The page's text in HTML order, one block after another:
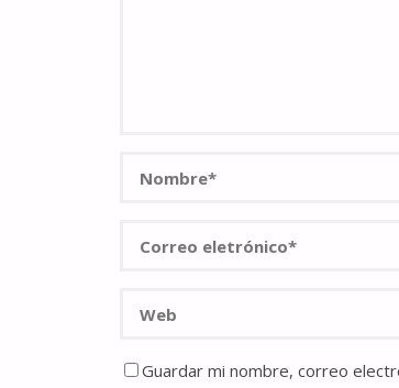
Guardar mi nombre, correo